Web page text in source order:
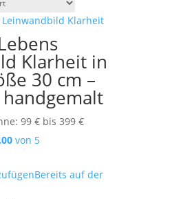
Klarheit in
30 cm –
99 € bis 399 €
von 5
Bereits auf der